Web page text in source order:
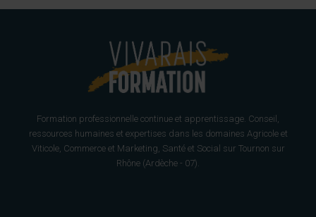
Formation professionnelle continue et apprentissage. Conseil,
ressources humaines et expertises dans les domaines Agricole et
Viticole, Commerce et Marketing, Santé et Social sur Tournon sur
Rhône (Ardèche - 07).